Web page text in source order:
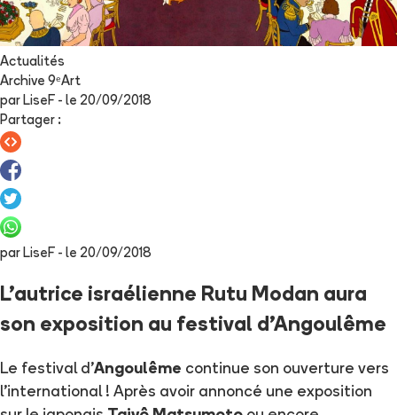
Actualités
Archive 9ᵉArt
par LiseF - le 20/09/2018
Partager :
par LiseF - le 20/09/2018
L’autrice israélienne Rutu Modan aura
son exposition au festival d'Angoulême
Le festival d'Angoulême continue son ouverture vers
l'international ! Après avoir annoncé une exposition